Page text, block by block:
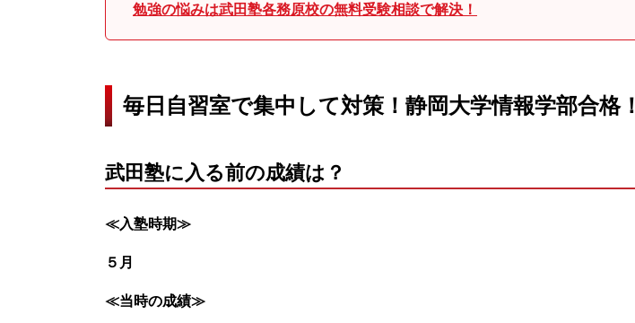
勉強の悩みは武田塾各務原校の無料受験相談で解決！
毎日自習室で集中して対策！静岡大学情報学部合格！
武田塾に入る前の成績は？
≪入塾時期≫
５月
≪当時の成績≫